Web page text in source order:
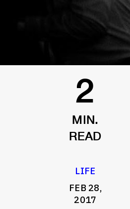
2
MIN.
READ
LIFE
FEB 28,
2017